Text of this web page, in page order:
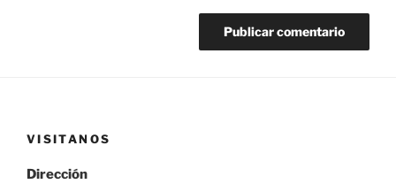
VISITANOS
Dirección